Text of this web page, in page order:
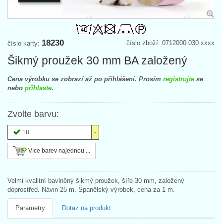
číslo zboží: 0712000.030.xxxx
číslo karty: 18230
Šikmý proužek 30 mm BA založený
Cena výrobku se zobrazí až po přihlášení. Prosím registrujte se
nebo přihlaste.
Zvolte barvu:
18
Více barev najednou ...
Velmi kvalitní bavlněný šikmý proužek, šíře 30 mm, založený
doprostřed. Návin 25 m. Španělský výrobek, cena za 1 m.
Parametry Dotaz na produkt